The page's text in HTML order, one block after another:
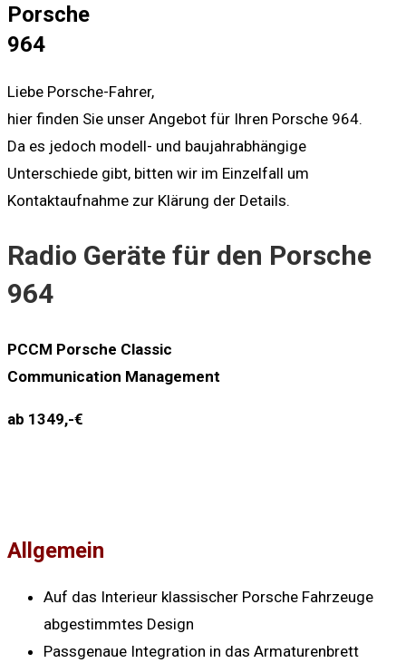
Porsche
964
Liebe Porsche-Fahrer,
hier finden Sie unser Angebot für Ihren Porsche 964.
Da es jedoch modell- und baujahrabhängige
Unterschiede gibt, bitten wir im Einzelfall um
Kontaktaufnahme zur Klärung der Details.
Radio Geräte für den Porsche
964
PCCM Porsche Classic
Communication Management
ab 1349,-€
Allgemein
Auf das Interieur klassischer Porsche Fahrzeuge
abgestimmtes Design
Passgenaue Integration in das Armaturenbrett